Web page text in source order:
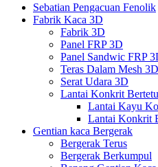
Sebatian Pengacuan Fenolik
Fabrik Kaca 3D
Fabrik 3D
Panel FRP 3D
Panel Sandwic FRP
Teras Dalam Mesh 3D
Serat Udara 3D
Lantai Konkrit
Lantai Kayu
Lantai Konkrit
Gentian kaca Bergerak
Bergerak Terus
Bergerak Berkumpul